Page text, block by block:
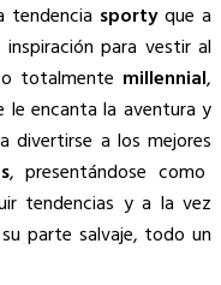
tendencia sportyque a
para vestir al
totalmente millennial,
le encanta la aventura y
divertirse a los mejores
, presentándose como
tendencias y a la vez
parte salvaje, todo un